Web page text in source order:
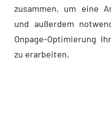
zusammen, um eine
und außerdem
Onpage-Optimierung
zu erarbeiten.